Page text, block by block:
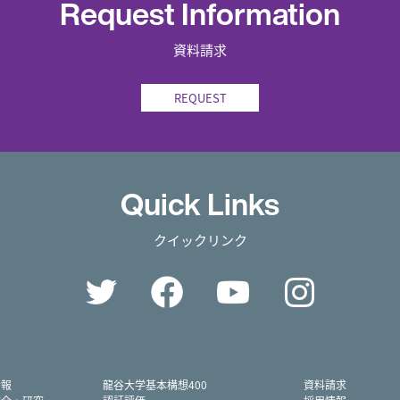
Request Information
資料請求
REQUEST
Quick Links
クイックリンク
Twitter FacebookYouTube
龍谷大学基本構想400
資料請求